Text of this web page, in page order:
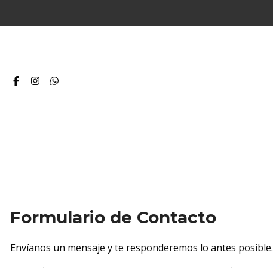
Formulario de Contacto
Envíanos un mensaje y te responderemos lo antes posible.